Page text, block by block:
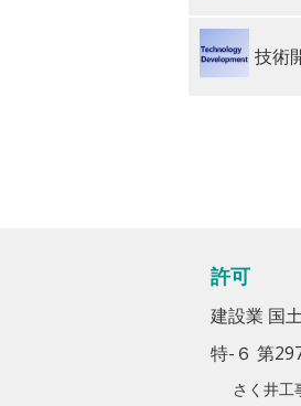
技術
許可
建設業 国
特-６ 第
さく井工